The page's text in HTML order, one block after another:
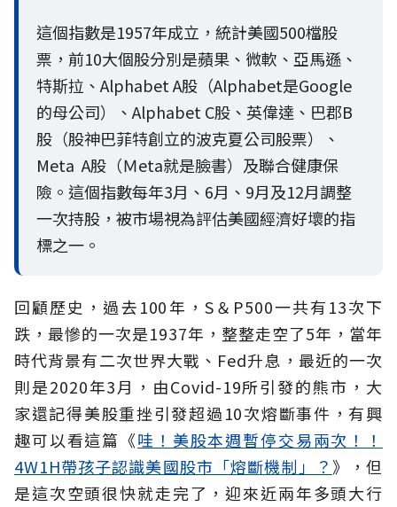
這個指數是1957年成立，統計美國500檔股
票，前10大個股分別是蘋果、微軟、亞馬遜、
特斯拉、Alphabet A股（Alphabet是Google
的母公司）、Alphabet C股、英偉達、巴郡B
股（股神巴菲特創立的波克夏公司股票）、
Meta A股（Ｍeta就是臉書）及聯合健康保
險。這個指數每年3月、6月、9月及12月調整
一次持股，被市場視為評估美國經濟好壞的指
標之一。
回顧歷史，過去100年，S＆P500一共有13次下
跌，最慘的一次是1937年，整整走空了5年，當年
時代背景有二次世界大戰、Fed升息，最近的一次
則是2020年3月，由Covid-19所引發的熊市，大
家還記得美股重挫引發超過10次熔斷事件，有興
趣可以看這篇《哇！美股本週暫停交易兩次！！
4W1H帶孩子認識美國股市「熔斷機制」？》，但
是這次空頭很快就走完了，迎來近兩年多頭大行